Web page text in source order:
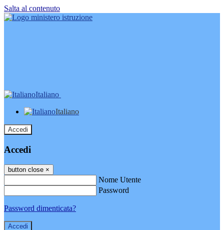
Salta al contenuto
Italiano
Italiano
Accedi
Accedi
button close ×
Nome Utente
Password
Password dimenticata?